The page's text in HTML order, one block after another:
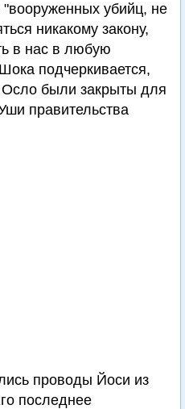
"вооруженных убийц, не
никакому закону,
в нас в любую
подчеркивается,
Осло были закрыты для
правительства
проводы Йоси из
последнее